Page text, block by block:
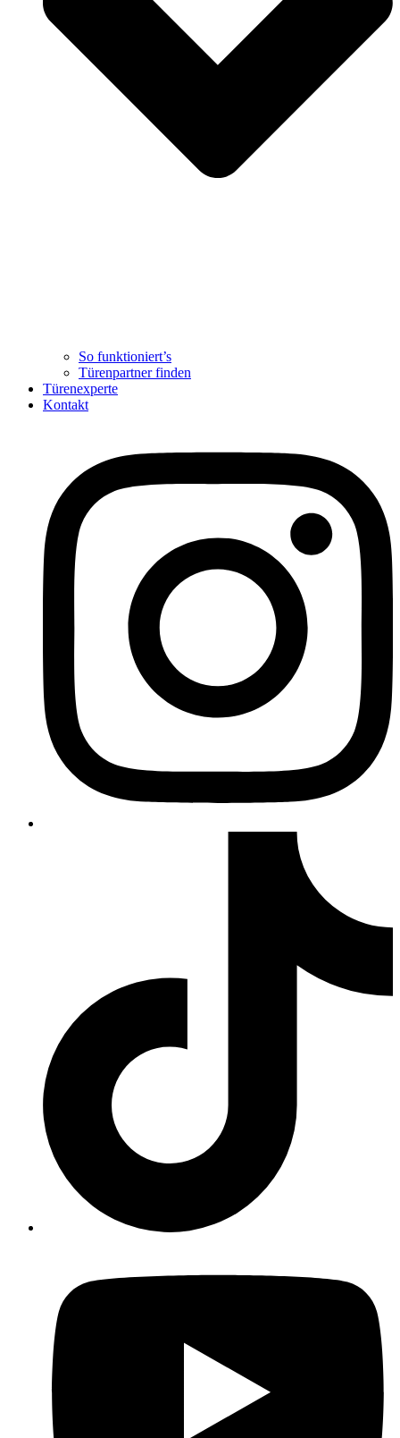
So funktioniert’s
Türenpartner finden
Türenexperte
Kontakt